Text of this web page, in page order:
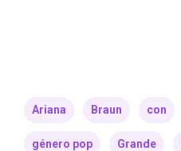
Ariana Braun con
género pop Grande